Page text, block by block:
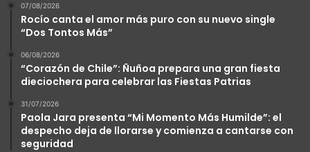
07/08/2026
Rocío canta el amor más puro con su nuevo single
“Dos Tontos Más”
06/08/2026
“Corazón de Chile”: Ñuñoa prepara una gran fiesta
dieciochera para celebrar las Fiestas Patrias
31/07/2026
Paola Jara presenta “Mi Momento Más Humilde”: el
despecho deja de llorarse y comienza a cantarse con
seguridad